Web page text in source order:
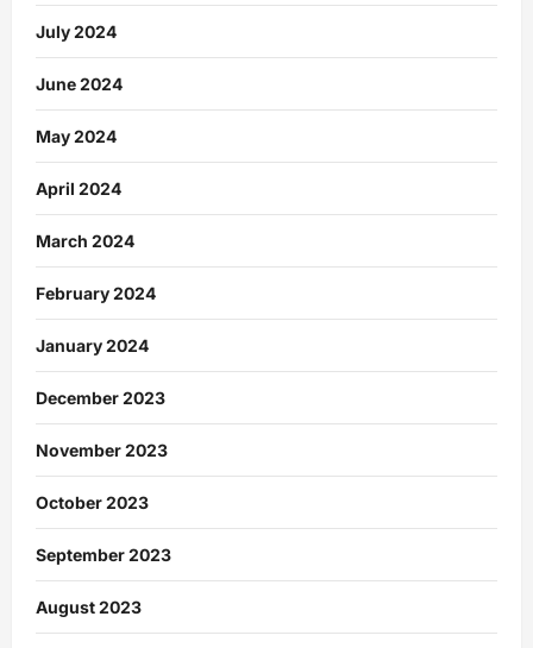
July 2024
June 2024
May 2024
April 2024
March 2024
February 2024
January 2024
December 2023
November 2023
October 2023
September 2023
August 2023